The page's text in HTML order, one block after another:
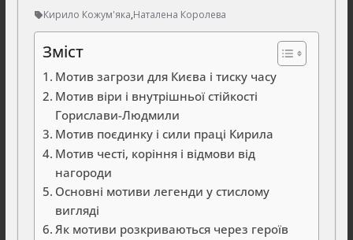
Кирило Кожум'яка,Наталена Королева
Зміст
Мотив загрози для Києва і тиску часу
Мотив віри і внутрішньої стійкості
Горислави-Людмили
Мотив поєдинку і сили праці Кирила
Мотив честі, коріння і відмови від
нагороди
Основні мотиви легенди у стислому
вигляді
Як мотиви розкриваються через героїв